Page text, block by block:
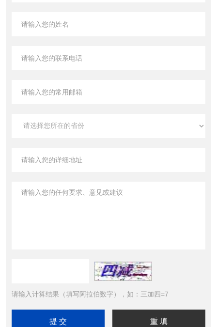
请输入计算结果（填写阿拉伯数字），如：三加四=7